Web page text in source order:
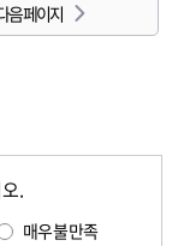
음 페이지
.
매우불만족